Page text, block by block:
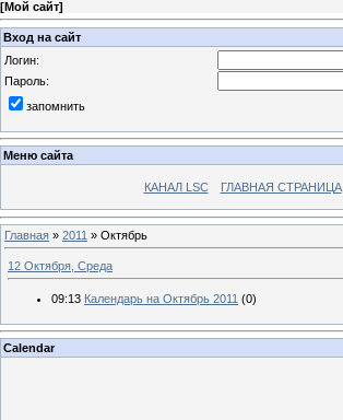
[Мой сайт]
Вход на сайт
Логин:
Пароль:
запомнить
Меню сайта
КАНАЛ LSC ГЛАВНАЯ СТРАНИЦА
Главная » 2011 » Октябрь
12 Октября, Среда
09:13 Календарь на Октябрь 2011 (0)
Calendar